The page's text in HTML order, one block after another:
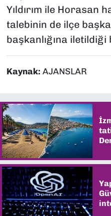
Yıldırım ile Horasan
talebinin de ilçe
başkanlığına
Kaynak: AJANSLAR